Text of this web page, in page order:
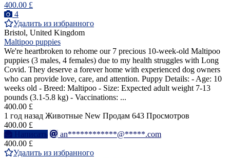
400.00 £
4
Удалить из избранного
Bristol, United Kingdom
Maltipoo puppies
We're heartbroken to rehome our 7 precious 10-week-old Maltipoo
puppies (3 males, 4 females) due to my health struggles with Long
Covid. They deserve a forever home with experienced dog owners
who can provide love, care, and attention. Puppy Details: - Age: 10
weeks old - Breed: Maltipoo - Size: Expected adult weight 7-13
pounds (3.1-5.8 kg) - Vaccinations: ...
400.00 £
1 год назад Животные New Продам 643 Просмотров
400.00 £
Написать
an************@*****.com
400.00 £
Удалить из избранного